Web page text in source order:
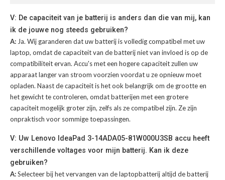
V: De capaciteit van je batterij is anders dan die van mij, kan
ik de jouwe nog steeds gebruiken?
A: Ja. Wij garanderen dat uw batterij is volledig compatibel met uw
laptop, omdat de capaciteit van de batterij niet van invloed is op de
compatibiliteit ervan. Accu's met een hogere capaciteit zullen uw
apparaat langer van stroom voorzien voordat u ze opnieuw moet
opladen. Naast de capaciteit is het ook belangrijk om de grootte en
het gewicht te controleren, omdat batterijen met een grotere
capaciteit mogelijk groter zijn, zelfs als ze compatibel zijn. Ze zijn
onpraktisch voor sommige toepassingen.
V: Uw Lenovo IdeaPad 3-14ADA05-81W000U3SB accu heeft
verschillende voltages voor mijn batterij. Kan ik deze
gebruiken?
A:Selecteer bij het vervangen van de laptopbatterij altijd de batterij